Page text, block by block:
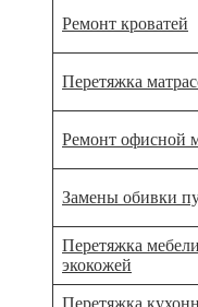
Ремонт кроватей
Перетяжка
Ремонт офисной
Замены обивки
Перетяжка мебели
экокожей
Перетяжка